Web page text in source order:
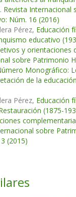
Revista Internacional
Núm. 16 (2016)
Pérez, Educación
educativo
y orientaciones
sobre Patrimonio
Monográfico:
de la
Pérez, Educación
(1875-
sobre
(2015)